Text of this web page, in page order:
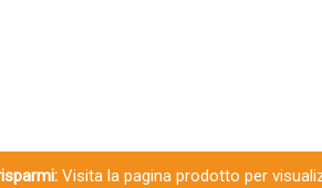
Visita la pagina prodotto per